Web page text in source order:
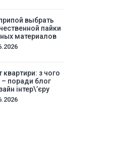
косметичний
выбрать
пайки
материалов
квартири: з чого
– поради блог
інтер\’єру